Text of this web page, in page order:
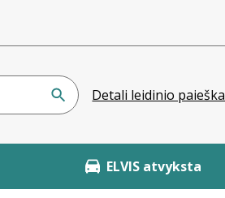
Detali leidinio paieška
ELVIS atvyksta